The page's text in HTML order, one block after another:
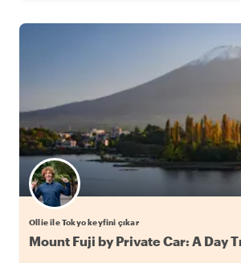
Ollie ile Tokyo keyfini çıkar
Mount Fuji by Private Car: A Day